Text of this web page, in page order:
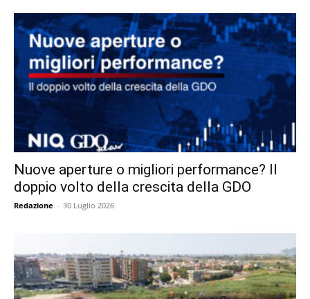
Nuove aperture o migliori performance? Il
doppio volto della crescita della GDO
Redazione - 30 Luglio 2026